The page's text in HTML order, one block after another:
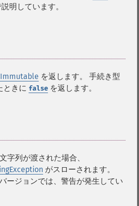
明しています。
を返します。 手続き型
ときに false を返します。
字列が渡された場合、
がスローされます。
ージョンでは、警告が発生してい